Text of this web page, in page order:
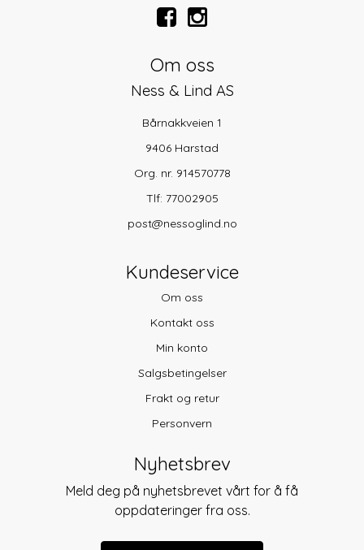
Om oss
Ness & Lind AS
Bårnakkveien 1
9406 Harstad
Org. nr. 914570778
Tlf: 77002905
post@nessoglind.no
Kundeservice
Om oss
Kontakt oss
Min konto
Salgsbetingelser
Frakt og retur
Personvern
Nyhetsbrev
Meld deg på nyhetsbrevet vårt for å få
oppdateringer fra oss.